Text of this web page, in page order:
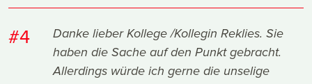
#4
Danke lieber Kollege /Kollegin Reklies. Sie
haben die Sache auf den Punkt gebracht.
Allerdings würde ich gerne die unselige